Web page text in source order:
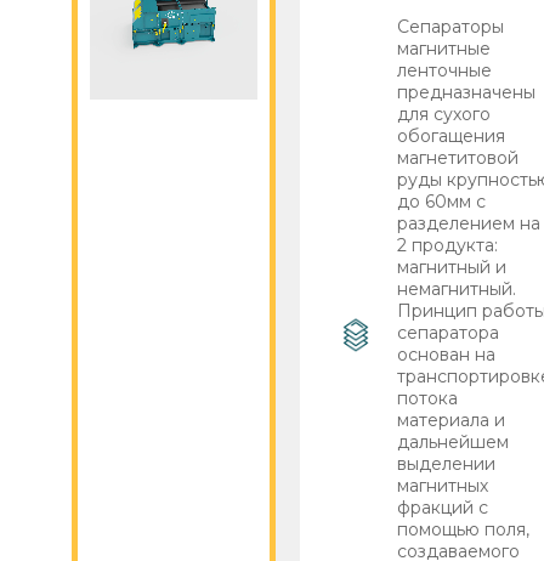
Сепараторы
магнитные
ленточные
предназначены
для сухого
обогащения
магнетитовой
руды
до 60мм с
разделением на
2 продукта:
магнитный и
немагнитный.
Принцип
сепаратора
основан на
потока
материала и
дальнейшем
выделении
магнитных
фракций с
помощью поля,
создаваемого